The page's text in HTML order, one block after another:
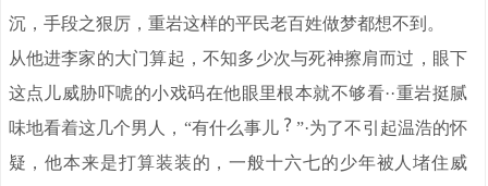
沉，手段之狠厉，重岩这样的平民老百姓做梦都想不到。
从他进李家的大门算起，不知多少次与死神擦肩而过，眼下
这点儿威胁吓唬的小戏码在他眼里根本就不够看··重岩挺腻
味地看着这几个男人，“有什么事儿
”·为了不引起温浩的怀
疑，他本来是打算装装的，一般十六七的少年被人堵住威